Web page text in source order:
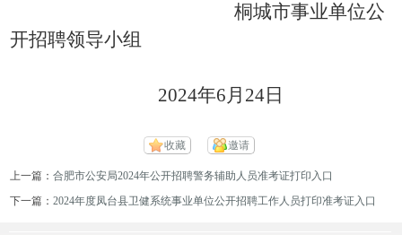
桐城市事业单位公
开招聘领导小组
2024年6月 24日
收藏 邀请
上一篇：合肥市公安局2024年公开招聘警务辅助人员准考证打印入口
下一篇：2024年度凤台县卫健系统事业单位公开招聘工作人员打印准考证入口